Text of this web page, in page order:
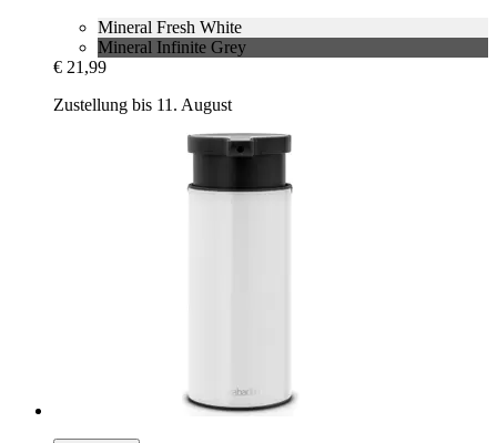
Mineral Fresh White
Mineral Infinite Grey
€ 21,99
Zustellung bis 11. August